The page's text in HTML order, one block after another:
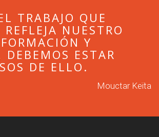
TRABAJO QUE
NUESTRO
Y
ESTAR
DE ELLO.
Mouctar Keïta